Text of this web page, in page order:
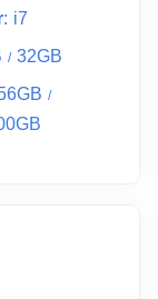
: i7
/32GB
/